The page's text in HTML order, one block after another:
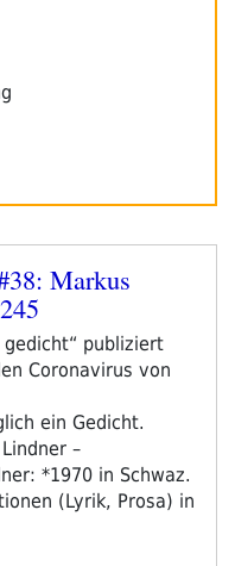
Markus
publiziert
Coronavirus von
ein Gedicht.
–
*1970 in Schwaz.
(Lyrik, Prosa) in